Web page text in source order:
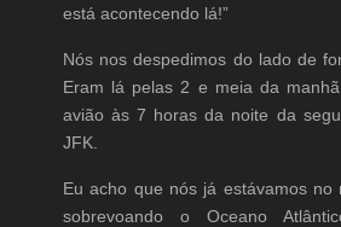
está acontecendo lá!”
Nós nos despedimos do lado de
Eram lá pelas 2 e meia da
avião às 7 horas da noite da
JFK.
Eu acho que nós já estávamos no
sobrevoando o Oceano